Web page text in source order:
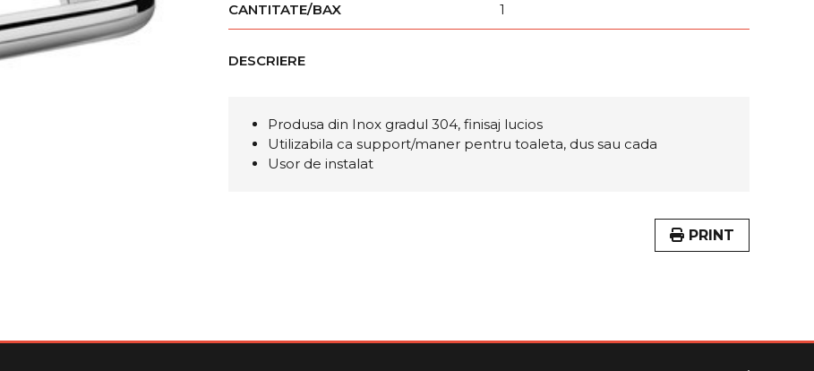
CANTITATE/BAX 1
DESCRIERE
Produsa din Inox gradul 304, finisaj lucios
Utilizabila ca support/maner pentru toaleta, dus sau cada
Usor de instalat
PRINT